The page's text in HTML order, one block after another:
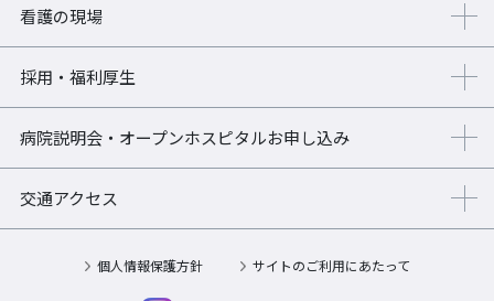
看護の現場
採用・福利厚生
病院説明会・オープンホスピタルお申し込み
交通アクセス
個人情報保護方針 サイトのご利用にあたって